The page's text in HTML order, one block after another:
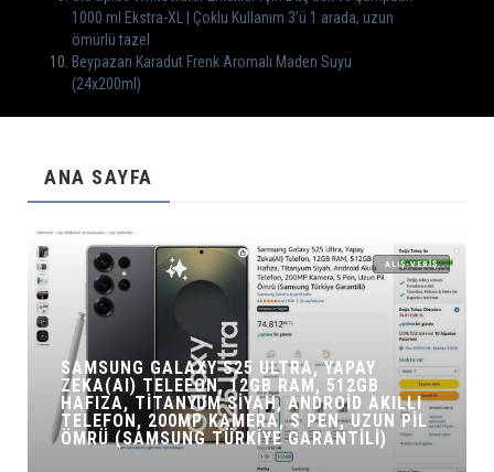
1000 ml Ekstra-XL | Çoklu Kullanım 3’ü 1 arada, uzun
ömürlü tazel
Beypazarı Karadut Frenk Aromalı Maden Suyu
(24x200ml)
ANA SAYFA
ALIŞ-VERIŞ
SAMSUNG GALAXY S25 ULTRA, YAPAY
ZEKA(AI) TELEFON, 12GB RAM, 512GB
HAFIZA, TITANYUM SIYAH, ANDROID AKILLI
TELEFON, 200MP KAMERA, S PEN, UZUN PIL
ÖMRÜ (SAMSUNG TÜRKIYE GARANTILI)